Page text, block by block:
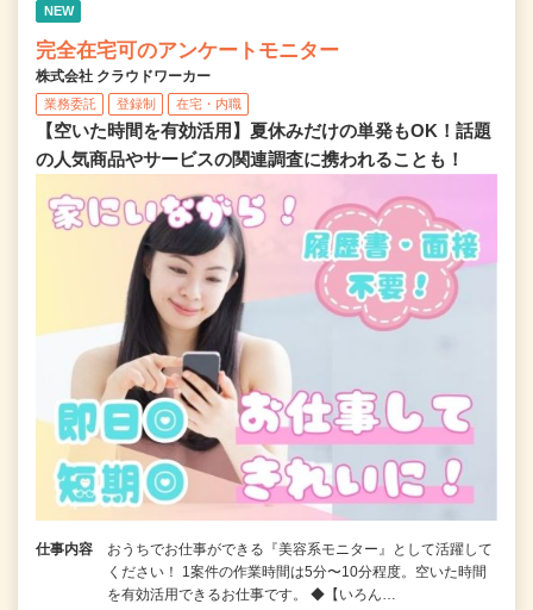
NEW
完全在宅可のアンケートモニター
株式会社 クラウドワーカー
業務委託 登録制 在宅・内職
【空いた時間を有効活用】夏休みだけの単発もOK！話題
の人気商品やサービスの関連調査に携われることも！
仕事内容
おうちでお仕事ができる『美容系モニター』として活躍して
ください！ 1案件の作業時間は5分〜10分程度。空いた時間
を有効活用できるお仕事です。 ◆【いろん…